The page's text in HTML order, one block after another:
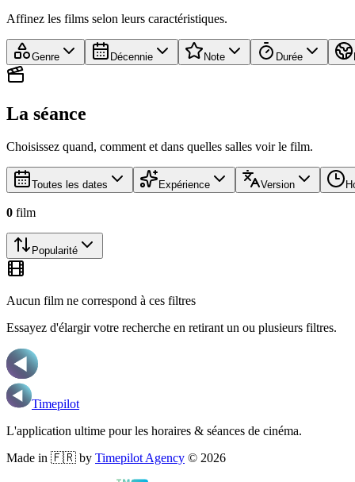
Affinez les films selon leurs caractéristiques.
Genre Décennie Note Durée
La séance
Choisissez quand, comment et dans quelles salles voir le film.
Toutes les dates Expérience Version
0 film
Popularité
Aucun film ne correspond à ces filtres
Essayez d'élargir votre recherche en retirant un ou plusieurs filtres.
Timepilot
L'application ultime pour les horaires & séances de cinéma.
Made in 🇫🇷 by Timepilot Agency © 2026